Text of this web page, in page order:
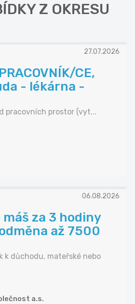
Z OKRESU
27.07.2026
CE,
- lékárna -
pracovních prostor (vyt...
06.08.2026
za 3 hodiny
až 7500
k důchodu, mateřské nebo
a.s.